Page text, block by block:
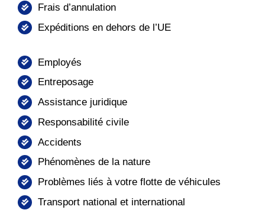
Frais d’annulation
Expéditions en dehors de l’UE
Employés
Entreposage
Assistance juridique
Responsabilité civile
Accidents
Phénomènes de la nature
Problèmes liés à votre flotte de véhicules
Transport national et international